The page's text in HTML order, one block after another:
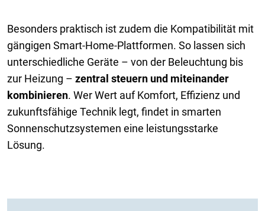
Besonders praktisch ist zudem die Kompatibilität mit
gängigen Smart-Home-Plattformen. So lassen sich
unterschiedliche Geräte – von der Beleuchtung bis
zur Heizung – zentral steuern und miteinander
kombinieren. Wer Wert auf Komfort, Effizienz und
zukunftsfähige Technik legt, findet in smarten
Sonnenschutzsystemen eine leistungsstarke
Lösung.